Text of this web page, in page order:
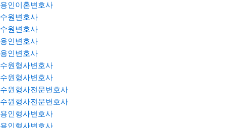
용인이혼변호사
수원변호사
수원변호사
용인변호사
용인변호사
수원형사변호사
수원형사변호사
수원형사전문변호사
수원형사전문변호사
용인형사변호사
용인형사변호사